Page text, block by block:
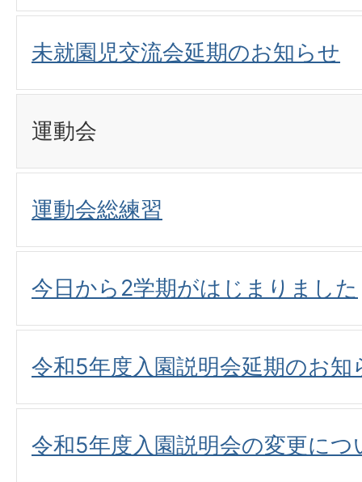
未就園児交流会延期のお知らせ
運動会
運動会総練習
今日から2学期がはじまりました
令和5年度入園説明会延期のお知
令和5年度入園説明会の変更につ